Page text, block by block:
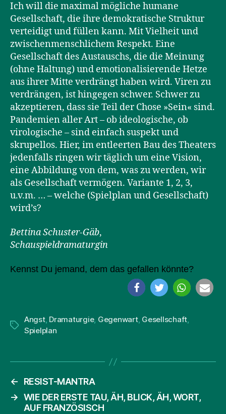
Ich will die maximal mögliche humane
Gesellschaft, die ihre demokratische Struktur
verteidigt und füllen kann. Mit Vielheit und
zwischenmenschlichem Respekt. Eine
Gesellschaft des Austauschs, die die Meinung
(ohne Haltung) und emotionalisierende Hetze
aus ihrer Mitte verdrängt haben wird. Viren zu
verdrängen, ist hingegen schwer. Schwer zu
akzeptieren, dass sie Teil der Chose »Sein« sind.
Pandemien aller Art – ob ideologische, ob
virologische – sind einfach suspekt und
skrupellos. Hier, im entleerten Bau des Theaters
jedenfalls ringen wir täglich um eine Vision,
eine Abbildung von dem, was zu werden, wir
als Gesellschaft vermögen. Variante 1, 2, 3,
u.v.m. … – welche (Spielplan und Gesellschaft)
wird’s?
Bettina Schuster-Gäb,
Schauspieldramaturgin
Kennst Du jemand, dem das gefallen könnte?
Schlagwörter
Angst, Dramaturgie, Gegenwart, Gesellschaft,
Spielplan
←
RESIST-MANTRA
→ WIE DER ERSTE TAU, ÄH, BLICK, ÄH, WORT,
AUF FRANZÖSISCH